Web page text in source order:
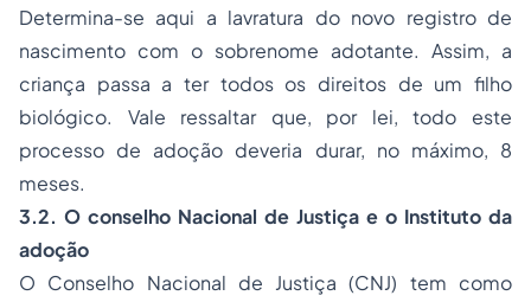
Determina-se aqui a lavratura do novo registro de
nascimento com o sobrenome adotante. Assim, a
criança passa a ter todos os direitos de um filho
biológico. Vale ressaltar que, por lei, todo este
processo de adoção deveria durar, no máximo, 8
meses.
3.2. O conselho Nacional de Justiça e o Instituto da
adoção
O Conselho Nacional de Justiça (CNJ) tem como